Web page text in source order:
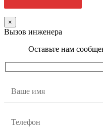
×
Вызов инженера
Оставьте нам